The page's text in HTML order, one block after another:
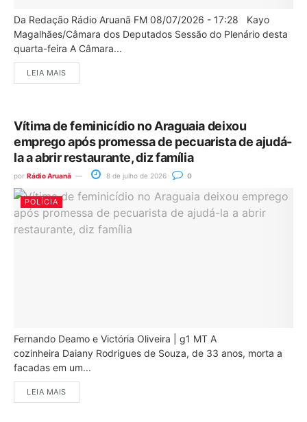
Da Redação Rádio Aruanã FM 08/07/2026 - 17:28 Kayo
Magalhães/Câmara dos Deputados Sessão do Plenário desta
quarta-feira A Câmara...
LEIA MAIS
Vítima de feminicídio no Araguaia deixou
emprego após promessa de pecuarista de ajudá-
la a abrir restaurante, diz família
por Rádio Aruanã 8 de julho de 2026 0
POLÍCIA
Fernando Deamo e Victória Oliveira | g1 MT A
cozinheira Daiany Rodrigues de Souza, de 33 anos, morta a
facadas em um...
LEIA MAIS